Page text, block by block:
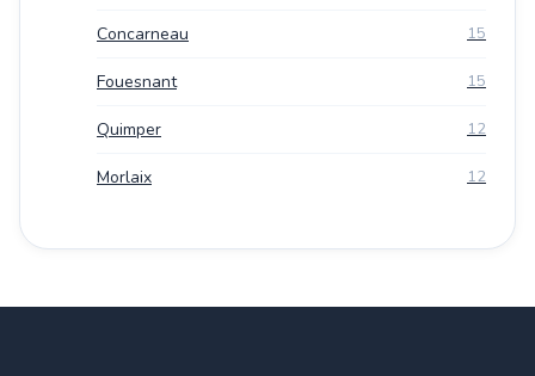
Concarneau 15
Fouesnant 15
Quimper 12
Morlaix 12